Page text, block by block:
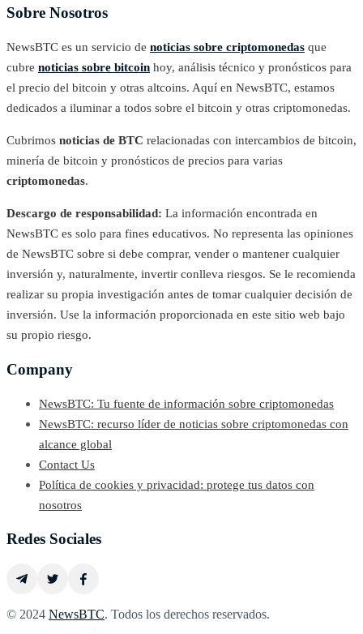
Sobre Nosotros
NewsBTC es un servicio de noticias sobre criptomonedas que
cubre noticias sobre bitcoin hoy, análisis técnico y pronósticos para
el precio del bitcoin y otras altcoins. Aquí en NewsBTC, estamos
dedicados a iluminar a todos sobre el bitcoin y otras criptomonedas.
Cubrimos noticias de BTC relacionadas con intercambios de bitcoin,
minería de bitcoin y pronósticos de precios para varias
criptomonedas.
Descargo de responsabilidad: La información encontrada en
NewsBTC es solo para fines educativos. No representa las opiniones
de NewsBTC sobre si debe comprar, vender o mantener cualquier
inversión y, naturalmente, invertir conlleva riesgos. Se le recomienda
realizar su propia investigación antes de tomar cualquier decisión de
inversión. Use la información proporcionada en este sitio web bajo
su propio riesgo.
Company
NewsBTC: Tu fuente de información sobre criptomonedas
NewsBTC: recurso líder de noticias sobre criptomonedas con
alcance global
Contact Us
Política de cookies y privacidad: protege tus datos con
nosotros
Redes Sociales
© 2024 NewsBTC. Todos los derechos reservados.